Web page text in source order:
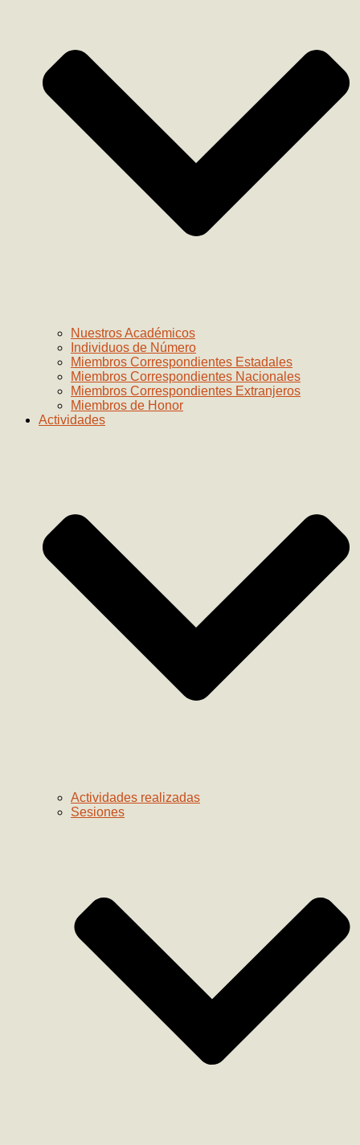
Nuestros Académicos
Individuos de Número
Miembros Correspondientes Estadales
Miembros Correspondientes Nacionales
Miembros Correspondientes Extranjeros
Miembros de Honor
Actividades
Actividades realizadas
Sesiones